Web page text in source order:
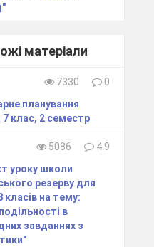
матеріали
7330
0
планування
7 клас, 2 семестр
5086
4.9
уроку школи
резерву для
класів на тему:
в
завданнях з